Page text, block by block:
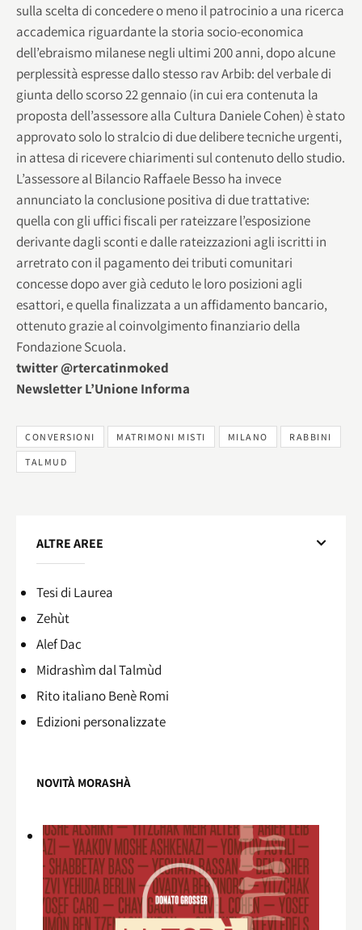
sulla scelta di concedere o meno il patrocinio a una ricerca
accademica riguardante la storia socio-economica
dell’ebraismo milanese negli ultimi 200 anni, dopo alcune
perplessità espresse dallo stesso rav Arbib: del verbale di
giunta dello scorso 22 gennaio (in cui era contenuta la
proposta dell’assessore alla Cultura Daniele Cohen) è stato
approvato solo lo stralcio di due delibere tecniche urgenti,
in attesa di ricevere chiarimenti sul contenuto dello studio.
L’assessore al Bilancio Raffaele Besso ha invece
annunciato la conclusione positiva di due trattative:
quella con gli uffici fiscali per rateizzare l’esposizione
derivante dagli sconti e dalle rateizzazioni agli iscritti in
arretrato con il pagamento dei tributi comunitari
concesse dopo aver già ceduto le loro posizioni agli
esattori, e quella finalizzata a un affidamento bancario,
ottenuto grazie al coinvolgimento finanziario della
Fondazione Scuola.
twitter @rtercatinmoked
Newsletter L’Unione Informa
CONVERSIONI MATRIMONI MISTI MILANO RABBINI
TALMUD
ALTRE AREE
Tesi di Laurea
Zehùt
Alef Dac
Midrashìm dal Talmùd
Rito italiano Benè Romi​
Edizioni personalizzate
NOVITÀ MORASHÀ